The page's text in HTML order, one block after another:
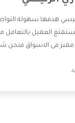
هدفها سهولة
العميل بالتعامل
فى الاسواق فنحن
تكون منها خدمة الصيانة